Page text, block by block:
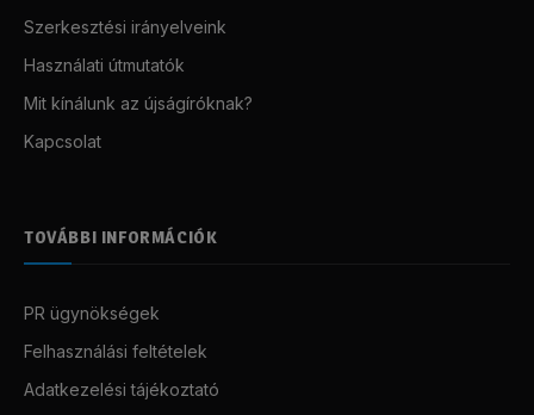
Szerkesztési irányelveink
Használati útmutatók
Mit kínálunk az újságíróknak?
Kapcsolat
TOVÁBBI INFORMÁCIÓK
PR ügynökségek
Felhasználási feltételek
Adatkezelési tájékoztató